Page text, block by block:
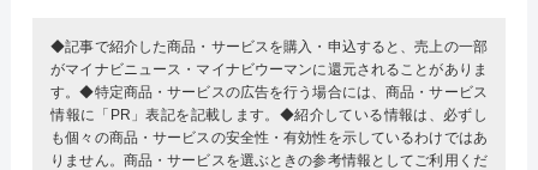
◆記事で紹介した商品・サービスを購入・申込すると、売上の一部
がマイナビニュース・マイナビウーマンに還元されることがありま
す。◆特定商品・サービスの広告を行う場合には、商品・サービス
情報に「PR」表記を記載します。◆紹介している情報は、必ずし
も個々の商品・サービスの安全性・有効性を示しているわけではあ
りません。商品・サービスを選ぶときの参考情報としてご利用くだ